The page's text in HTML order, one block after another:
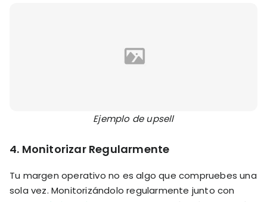
Ejemplo de upsell
4. Monitorizar Regularmente
Tu margen operativo no es algo que compruebes una
sola vez. Monitorizándolo regularmente junto con